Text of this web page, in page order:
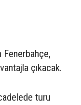
Fenerbahçe,
çıkacak.
turu